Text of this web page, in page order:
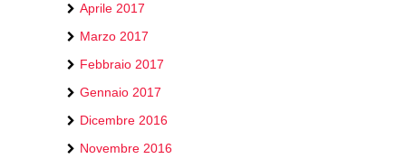
Aprile 2017
Marzo 2017
Febbraio 2017
Gennaio 2017
Dicembre 2016
Novembre 2016